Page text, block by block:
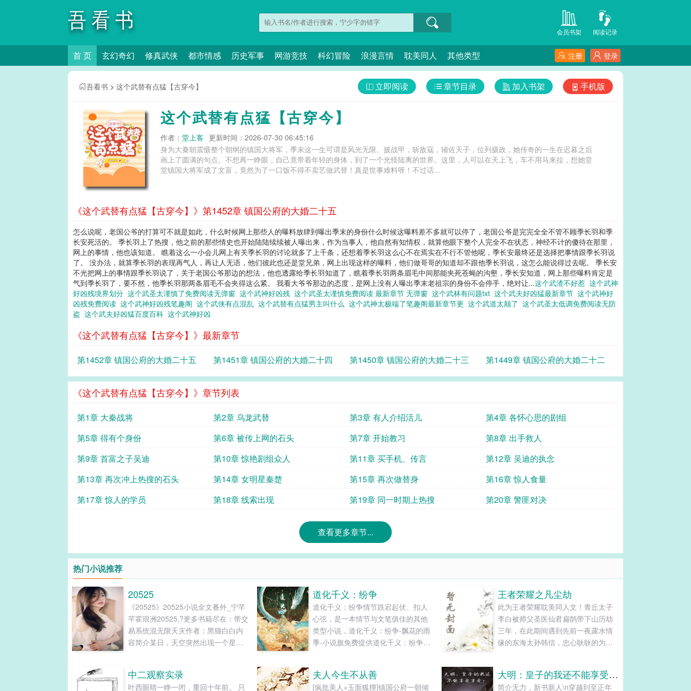
吾看书 阅读记录
会员书架
首 页 玄幻奇幻 修真武侠 都市情感 历史军事 网游竞技 科幻冒险 浪漫言情 耽美同人 其他类型 登录
注册
吾看书 > 这个武替有点猛【古穿今】 手机版
加入书架
章节目录
立即阅读
这个武替有点猛【古穿今】
作者： 堂上客 更新时间：2026-07-30 06:45:16
身为大秦朝震慑整个朝纲的镇国大将军，季末这一生可谓是风光无限。披战甲，斩敌寇，辅佐天子，位列摄政，她传奇的一生在迟暮之后
画上了圆满的句点。不想再一睁眼，自己竟带着年轻的身体，到了一个光怪陆离的世界。这里，人可以在天上飞，车不用马来拉，想她堂
堂镇国大将军成了文盲，竟然为了一口饭不得不卖艺做武替！真是世事难料呀！不过话...
《这个武替有点猛【古穿今】》第1452章 镇国公府的大婚二十五
怎么说呢，老国公爷的打算可不就是如此，什么时候网上那些人的曝料放肆到曝出季末的身份什么时候这曝料差不多就可以停了，老国公爷是完完全全不管不顾季长羽和季
长安死活的。 季长羽上了热搜，他之前的那些情史也开始陆陆续续被人曝出来，作为当事人，他自然有知情权，就算他眼下整个人完全不在状态，神经不计的傻待在那里，
网上的事情，他也该知道。 瞧着这么一小会儿网上有关季长羽的讨论就多了上千条，还想着季长羽这么心不在焉实在不行不管他呢，季长安最终还是选择把事情跟季长羽说
了。 没办法，就算季长羽的表现再气人，再让人无语，他们彼此也还是堂兄弟，网上出现这样的曝料，他们做哥哥的知道却不跟他季长羽说，这怎么能说得过去呢。 季长安
不光把网上的事情跟季长羽说了，关于老国公爷那边的想法，他也透露给季长羽知道了，瞧着季长羽两条眉毛中间那能夹死苍蝇的沟壑，季长安知道，网上那些曝料肯定是
气到季长羽了，要不然，他季长羽那两条眉毛不会夹得这么紧。 我看大爷爷那边的态度，是网上没有人曝出季末老祖宗的身份不会停手，绝对让...这个武渣不好惹 这个武神
好凶残境界划分 这个武圣太谨慎了免费阅读无弹窗 这个武神好凶残 这个武圣太谨慎免费阅读 最新章节 无弹窗 这个武林有问题txt 这个武夫好凶猛最新章节 这个武神好
凶残免费阅读 这个武神好凶残笔趣阁 这个武侠有点混乱 这个武替有点猛男主叫什么 这个武神太极端了笔趣阁最新章节更 这个武道太颠了 这个武圣太低调免费阅读无防
盗 这个武夫好凶猛百度百科 这个武神好凶
《这个武替有点猛【古穿今】》最新章节
第1452章 镇国公府的大婚二十五 第1451章 镇国公府的大婚二十四 第1450章 镇国公府的大婚二十三 第1449章 镇国公府的大婚二十二
《这个武替有点猛【古穿今】》章节列表
第1章 大秦战将 第2章 乌龙武替 第3章 有人介绍活儿
第4章 各怀心思的剧组
第5章 得有个身份
第6章 被传上网的石头 第7章 开始教习
第8章 出手救人
第9章 首富之子吴迪
第10章 惊艳剧组众人 第11章 买手机、传言
第12章 吴迪的执念
第13章 再次冲上热搜的石头
第14章 女明星秦楚 第15章 再次做替身
第16章 惊人食量
第17章 惊人的学员
第18章 线索出现 第19章 同一时期上热搜 第20章 警匪对决
查看更多章节...
热门小说推荐
20525
《20525》20525小说全文番外_宁芊
芊霍琅洲20525,?更多书籍尽在：带交
易系统混无限天灾作者：黑猫白白内
容简介某日，天空突然出现一个星球
奖励回到原生世界。宁芊芊觉醒的异
道化千义：纷争
道化千义：纷争情节跌宕起伏、扣人
心弦，是一本情节与文笔俱佳的其他
类型小说，道化千义：纷争-飘花的雨
季-小说旗免费提供道化千义：纷争最
王者荣耀之凡尘劫
此为王者荣耀耽美同人文！青丘太子
李白被师父圣医仙君扁鹊带下山历劫
三年，在此期间遇到先前一夜露水情
缘的东海太孙韩信，忠心耿耿的为官
中二观察实录
叶西眼睛一睁一闭，重回十年前。 只
夫人今生不从善
[疯批美人×玉面狐狸]镇国公府一朝倾
大明：皇子的我还不能享受享受？
简介无力，新书新人\n穿越到至正年